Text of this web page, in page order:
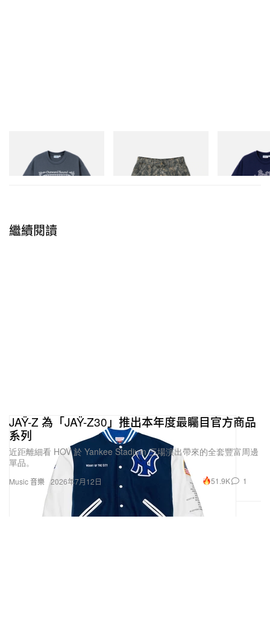
Outward Bound Tee
立即購入
立即購入
Hammer Tee
立即購入
繼續閱讀
Music 音樂
JAŸ-Z 為「JAŸ-Z30」推出本年度最矚目官方商品
系列
近距離細看 HOV 於 Yankee Stadium 三場演出帶來的全套豐富周邊
單品。
2026年7月12日 51.9K 1